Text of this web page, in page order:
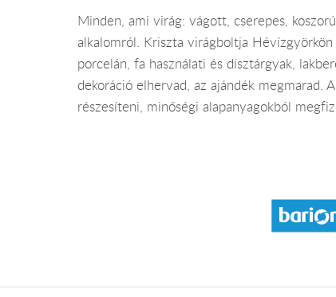
Minden, ami virág: vágott, cserepes,
alkalomról. Kriszta virágboltja
porcelán, fa használati és dísztárgyak,
dekoráció elhervad, az ajándék megmarad.
részesíteni, minőségi alapanyagokból